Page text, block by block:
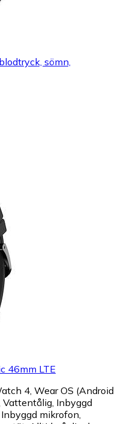
sömn,
46mm LTE
4, Wear OS (Android
Vattentålig, Inbyggd
mikrofon,